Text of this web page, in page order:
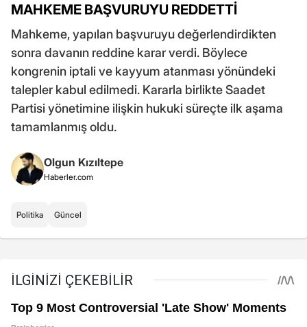
MAHKEME BAŞVURUYU REDDETTİ
Mahkeme, yapılan başvuruyu değerlendirdikten
sonra davanın reddine karar verdi. Böylece
kongrenin iptali ve kayyum atanması yönündeki
talepler kabul edilmedi. Kararla birlikte Saadet
Partisi yönetimine ilişkin hukuki süreçte ilk aşama
tamamlanmış oldu.
Olgun Kızıltepe
Haberler.com
Politika Güncel